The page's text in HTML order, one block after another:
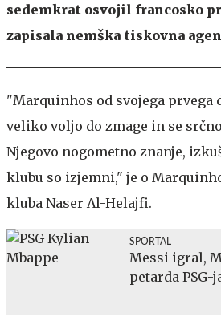
sedemkrat osvojil francosko
zapisala nemška tiskovna
"Marquinhos od svojega prvega
veliko voljo do zmage in se srčno
Njegovo nogometno znanje,
klubu so izjemni," je o
kluba Naser Al-Helajfi.
SPORTAL
Messi igral,
petarda PSG-